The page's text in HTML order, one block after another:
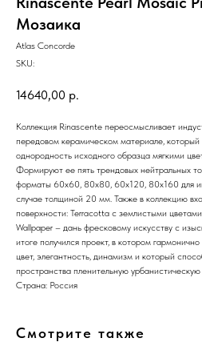
Мозаика
Atlas Concorde
SKU:
14640,00 р.
Коллекция Rinascente переосмысливает
передовом керамическом материале,
однородность исходного образца мягкими
Формируют ее пять трендовых нейтральных
форматы 60x60, 80x80, 60x120, 80x160 для
случае толщиной 20 мм. Также в коллекцию
поверхности: Terracotta с землистыми
Wallpaper – дань фресковому искусству с
итоге получился проект, в котором
цвет, элегантность, динамизм и который
пространства пленительную урбанистическую
Страна: Россия
Смотрите также